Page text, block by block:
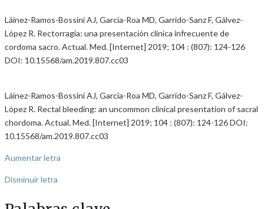
Láinez-Ramos-Bossini AJ, García-Roa MD, Garrido-Sanz F, Gálvez-
López R. Rectorragia: una presentación clínica infrecuente de
cordoma sacro. Actual. Med. [Internet] 2019; 104 : (807): 124-126
DOI: 10.15568/am.2019.807.cc03
Láinez-Ramos-Bossini AJ, García-Roa MD, Garrido-Sanz F, Gálvez-
López R. Rectal bleeding: an uncommon clinical presentation of sacral
chordoma. Actual. Med. [Internet] 2019; 104 : (807): 124-126 DOI:
10.15568/am.2019.807.cc03
Aumentar letra
Disminuir letra